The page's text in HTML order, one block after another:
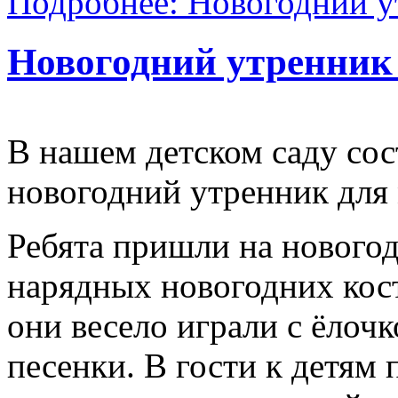
Новогодний
В нашем детском саду
новогодний утренник
Ребята пришли на
нарядных новогодних
они весело играли с
песенки. В гости к детям